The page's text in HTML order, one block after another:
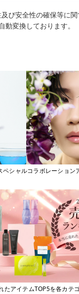
び安全性の確保等に
変換しております。
ペシャルコラボレーション
アイテムTOP5を各カテ